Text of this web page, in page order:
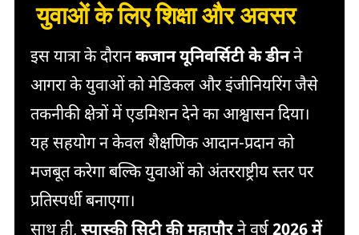
युवाओं के लिए शिक्षा और अवसर
इस यात्रा के दौरानकजान यूनिवर्सिटी के डीनने
आगरा के युवाओं को मेडिकल और इंजीनियरिंग जैसे
तकनीकी क्षेत्रों में एडमिशन देने का आश्वासन दिया।
यह सहयोग न केवल शैक्षणिक आदान-प्रदान को
मजबूत करेगा बल्कि युवाओं को अंतरराष्ट्रीय स्तर पर
प्रतिस्पर्धी बनाएगा।